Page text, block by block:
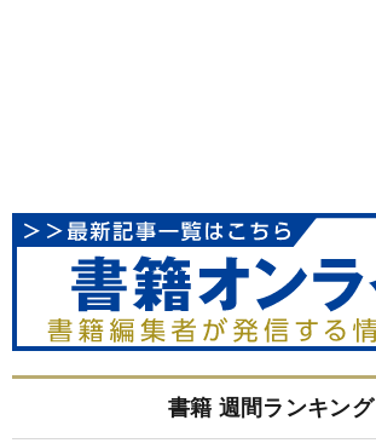
書籍 週間ランキング